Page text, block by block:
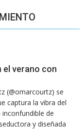
el verano con
(@omarcourtz) se
captura la vibra del
de
y diseñada